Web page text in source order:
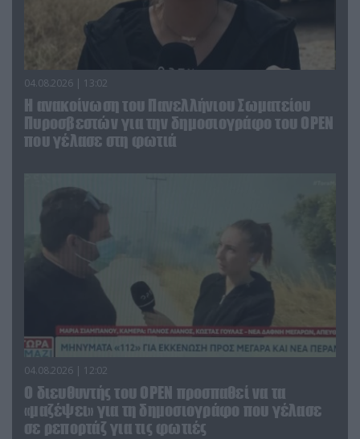
04.08.2026 | 13:02
Η ανακοίνωση του Πανελλήνιου Σωματείου
Πυροσβεστών για την δημοσιογράφο του OPEN
που γέλασε στη φωτιά
04.08.2026 | 12:02
O διευθυντής του OPEN προσπαθεί να τα
«μαζέψει» για τη δημοσιογράφο που γέλασε
σε ρεπορτάζ για τις φωτιές